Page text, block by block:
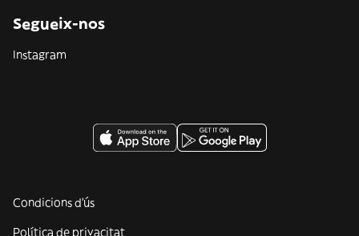
Segueix-nos
Instagram
Condicions d'ús
Política de privacitat